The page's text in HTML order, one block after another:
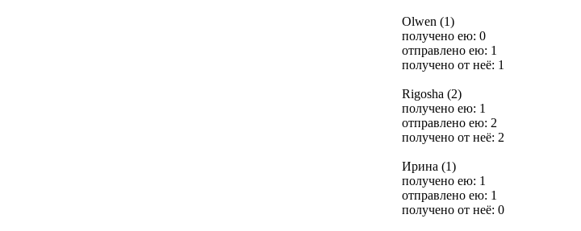
Olwen (1)
получено ею: 0
отправлено ею: 1
получено от неё: 1
Rigosha (2)
получено ею: 1
отправлено ею: 2
получено от неё: 2
Ирина (1)
получено ею: 1
отправлено ею: 1
получено от неё: 0